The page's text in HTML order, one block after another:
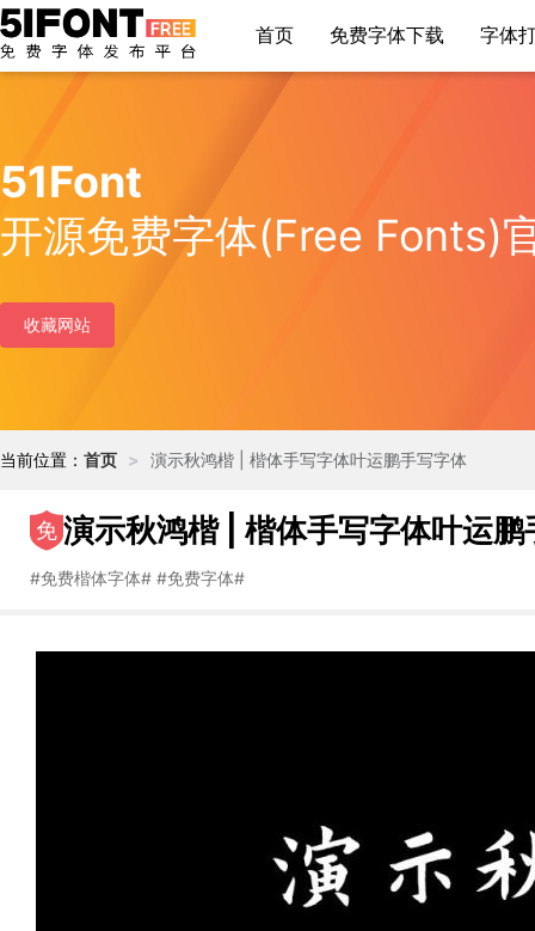
首页 免费字体下载 字体
51Font
开源免费字体(Free Fonts)
收藏网站
当前位置： 首页 > 演示秋鸿楷 | 楷体手写字体叶运鹏手写字体
演示秋鸿楷 | 楷体手写字体叶运鹏
#免费楷体字体# #免费字体#